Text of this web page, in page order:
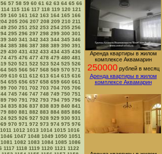
56 57 58 59 60 61 62 63 64 65 66
114 115 116 117 118 119 120 121
160 161 162 163 164 165 166
205 206 207 208 209 210 211
250 251 252 253 254 255 256
295 296 297 298 299 300 301
340 341 342 343 344 345 346
385 386 387 388 389 390 391
430 431 432 433 434 435 436
475 476 477 478 479 480 481
520 521 522 523 524 525 526
565 566 567 568 569 570 571
610 611 612 613 614 615 616
655 656 657 658 659 660 661
700 701 702 703 704 705 706
745 746 747 748 749 750 751
790 791 792 793 794 795 796
835 836 837 838 839 840 841
880 881 882 883 884 885 886
925 926 927 928 929 930 931
970 971 972 973 974 975 976
1011 1012 1013 1014 1015 1016
1046 1047 1048 1049 1050 1051
1081 1082 1083 1084 1085 1086
1117 1118 1119 1120 1121 1122
Аренда квартиры в жилом
комплексе Аквамарин
250000рублей в месяц
Аренда квартиры в жилом
комплексе Аквамарин